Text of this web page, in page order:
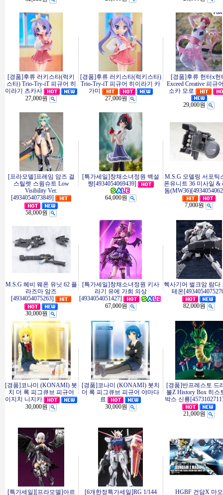
[경품]후류 러키스타(럭키
스타) Trio-Try-iT 피규어 히
이라기 츠카사
27,000원
[경품]후류 러키스타(럭키스타)
Trio-Try-iT 피규어 히이라기 카
가미
27,000원
[경품]후류 헌터x헌
Exceed Creative 피규
소카 모로
29,000원
[프라모델]프레임 암즈 걸
스틸렛 스윔슈트 Low
Visibility Ver.
[4934054073849]
58,000원
[특가세일]창채소녀정원 백설
짱[4934054069439]
64,000원
M.S.G 모델링 서포틱
폰유니트 36 미사일 &
돔
7,000원
M.S.G 헤비 웨폰 유닛 62 플
라즈마 암즈
[4934054075263]
30,000원
[특가세일]창채소녀정원 키사
라기 유에 가희 의상
[4934054051427]
67,000원
헥사기어 벌크암 람다
테온
82,000원
[경품]코나미 (KONAMI) 봇
치 더 록 피그큐브 피규어
이지치 니지카
30,000원
[경품]코나미 (KONAMI) 봇치
더 록 피그큐브 피규어 야마다
료
30,000원
[경품]반프레스토 드
볼Z History Box 히스
박스 신룡
21,000원
[특가세일][프라모델]아르
[6개한정특가세일]RG 1/144
HGBF 건담X 마오